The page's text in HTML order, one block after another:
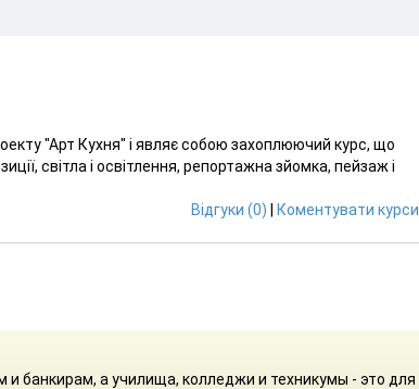
"Арт Кухня" і являє собою захоплюючий курс, що
світла і освітлення, репортажна зйомка, пейзаж і
Відгуки (0)
Коментувати курси
банкирам, а училища, колледжи и техникумы - это для